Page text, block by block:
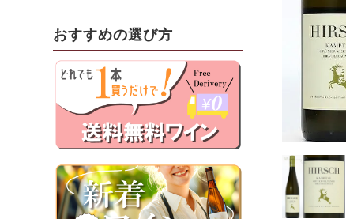
おすすめの選び方